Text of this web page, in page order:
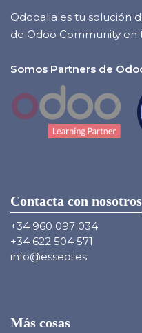
Odooalia es tu solución
de Odoo Community en
Somos Partners de
Contacta con nosotros
+34 960 097 034
+34 622 504 571
info@essedi.es
Más cosas